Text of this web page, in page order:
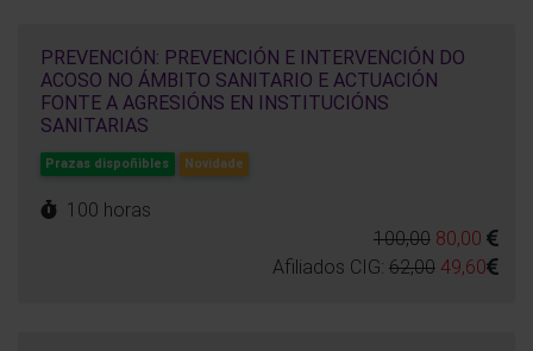
PREVENCIÓN: PREVENCIÓN E INTERVENCIÓN DO
ACOSO NO ÁMBITO SANITARIO E ACTUACIÓN
FONTE A AGRESIÓNS EN INSTITUCIÓNS
SANITARIAS
Prazas dispoñibles Novidade
100 horas
100,00 80,00
Afiliados CIG: 62,00 49,60